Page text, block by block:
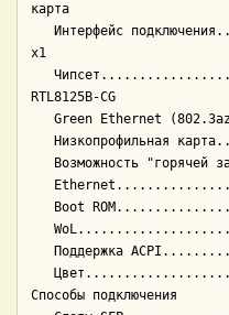
карта
x1
RTL8125B-CG
Способы подключения